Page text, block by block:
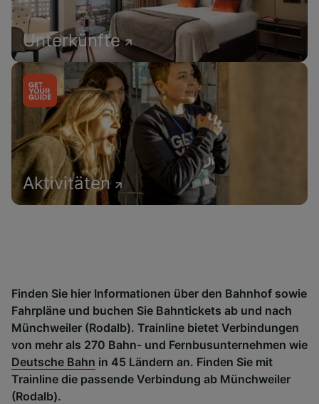
Unterkünfte
Aktivitäten
Finden Sie hier Informationen über den Bahnhof sowie
Fahrpläne und buchen Sie Bahntickets ab und nach
Münchweiler (Rodalb). Trainline bietet Verbindungen
von mehr als 270 Bahn- und Fernbusunternehmen wie
Deutsche Bahn in 45 Ländern an. Finden Sie mit
Trainline die passende Verbindung ab Münchweiler
(Rodalb).